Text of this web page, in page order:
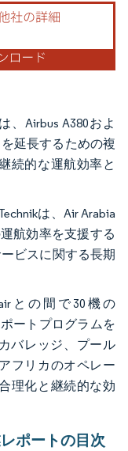
表示が必要です。
、Airbus A380およ
延長するための複
続的な運航効率と
は、Air Arabia
航効率を支援する
ビスに関する長期
との間で30機の
ートプログラムを
バレッジ、プール
フリカのオペレー
理化と継続的な効
ポートの目次